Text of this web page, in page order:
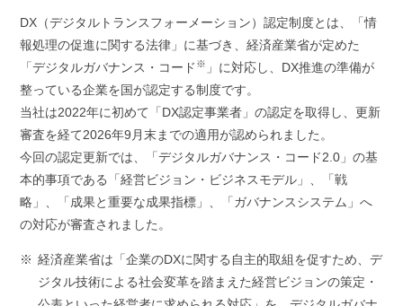
DX（デジタルトランスフォーメーション）認定制度とは、「情
報処理の促進に関する法律」に基づき、経済産業省が定めた
「デジタルガバナンス・コード ※ 」に対応し、DX推進の準備が
整っている企業を国が認定する制度です。
当社は2022年に初めて「DX認定事業者」の認定を取得し、更新
審査を経て2026年9月末までの適用が認められました。
今回の認定更新では、「デジタルガバナンス・コード2.0」の基
本的事項である「経営ビジョン・ビジネスモデル」、「戦
略」、「成果と重要な成果指標」、「ガバナンスシステム」へ
の対応が審査されました。
経済産業省は「企業のDXに関する自主的取組を促すため、デ
ジタル技術による社会変革を踏まえた経営ビジョンの策定・